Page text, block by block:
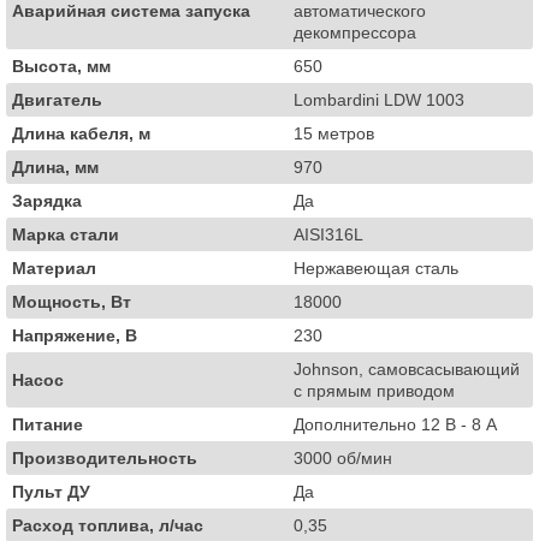
Аварийная система запуска
автоматического
декомпрессора
Высота, мм
650
Двигатель
Lombardini LDW 1003
Длина кабеля, м
15 метров
Длина, мм
970
Зарядка
Да
Марка стали
AISI316L
Материал
Нержавеющая сталь
Мощность, Вт
18000
Напряжение, В
230
Насос
Johnson, самовсасывающий
с прямым приводом
Питание
Дополнительно 12 В - 8 А
Производительность
3000 об/мин
Пульт ДУ
Да
Расход топлива, л/час
0,35